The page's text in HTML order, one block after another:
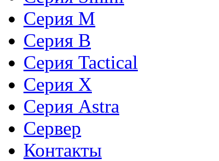
Серия M
Серия B
Серия Tactical
Cерия X
Серия Astra
Сервер
Контакты